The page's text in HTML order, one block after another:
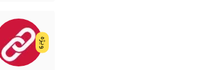
ویژه